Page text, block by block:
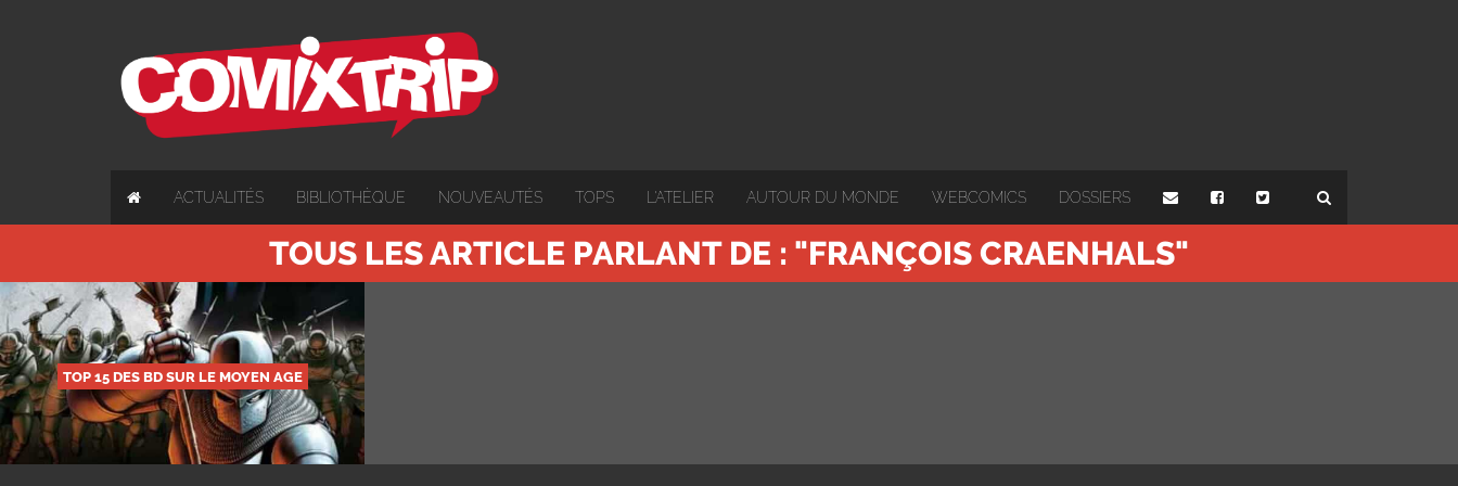
ACTUALITÉS BIBLIOTHÈQUE NOUVEAUTÉS TOPS L'ATELIER AUTOUR DU MONDE WEBCOMICS DOSSIERS
TOUS LES ARTICLE PARLANT DE : "FRANÇOIS CRAENHALS"
TOP 15 DES BD SUR LE MOYEN AGE